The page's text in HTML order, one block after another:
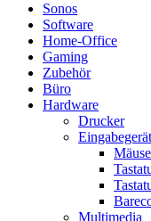
Sonos
Software
Home-Office
Gaming
Zubehör
Büro
Hardware
Drucker
Mäuse
Multimedia